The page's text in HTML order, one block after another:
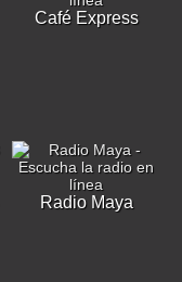
Café Express
Radio Maya